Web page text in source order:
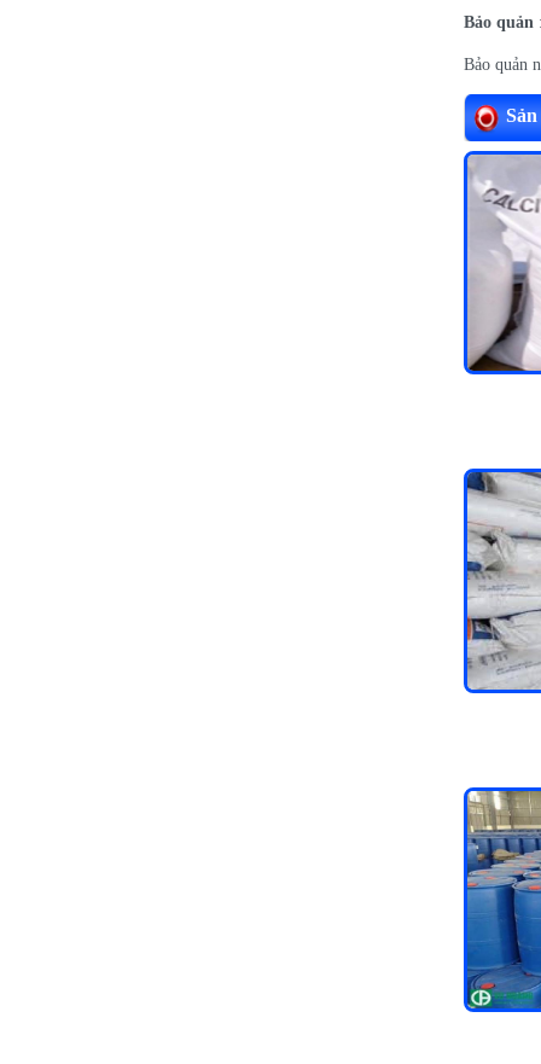
Bảo quản
Bảo quản